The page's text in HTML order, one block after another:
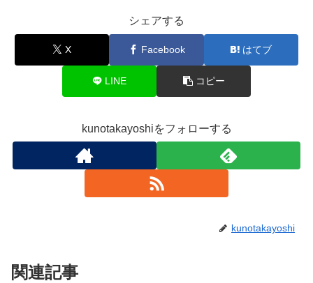
シェアする
X Facebook はてブ
LINE コピー
kunotakayoshiをフォローする
kunotakayoshi
関連記事